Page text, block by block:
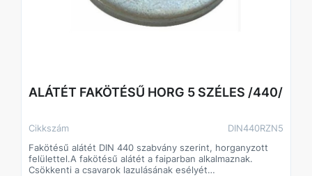
ALÁTÉT FAKÖTÉSŰ HORG 5 SZÉLES /440/
Cikkszám
DIN440RZN5
Fakötésű alátét DIN 440 szabvány szerint, horganyzott
felülettel.A fakötésű alátét a faiparban alkalmaznak.
Csökkenti a csavarok lazulásának esélyét